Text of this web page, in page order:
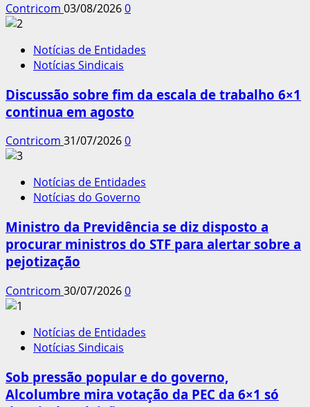
Contricom 03/08/20260
Notícias de Entidades
Notícias Sindicais
Discussão sobre fim da escala de trabalho 6×1
continua em agosto
Contricom 31/07/20260
Notícias de Entidades
Notícias do Governo
Ministro da Previdência se diz disposto a
procurar ministros do STF para alertar sobre a
pejotização
Contricom 30/07/20260
Notícias de Entidades
Notícias Sindicais
Sob pressão popular e do governo,
Alcolumbre mira votação da PEC da 6×1 só